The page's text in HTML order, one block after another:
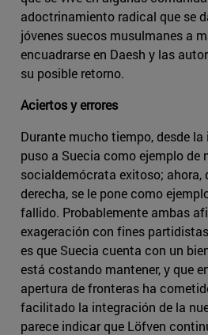
adoctrinamiento radical que se
jóvenes suecos musulmanes a
encuadrarse en Daesh y las
su posible retorno.
Aciertos y errores
Durante mucho tiempo, desde la
puso a Suecia como ejemplo de
socialdemócrata exitoso; ahora,
derecha, se le pone como
fallido. Probablemente ambas
exageración con fines
es que Suecia cuenta con un
está costando mantener, y que
apertura de fronteras ha
facilitado la integración de la
parece indicar que Löfven